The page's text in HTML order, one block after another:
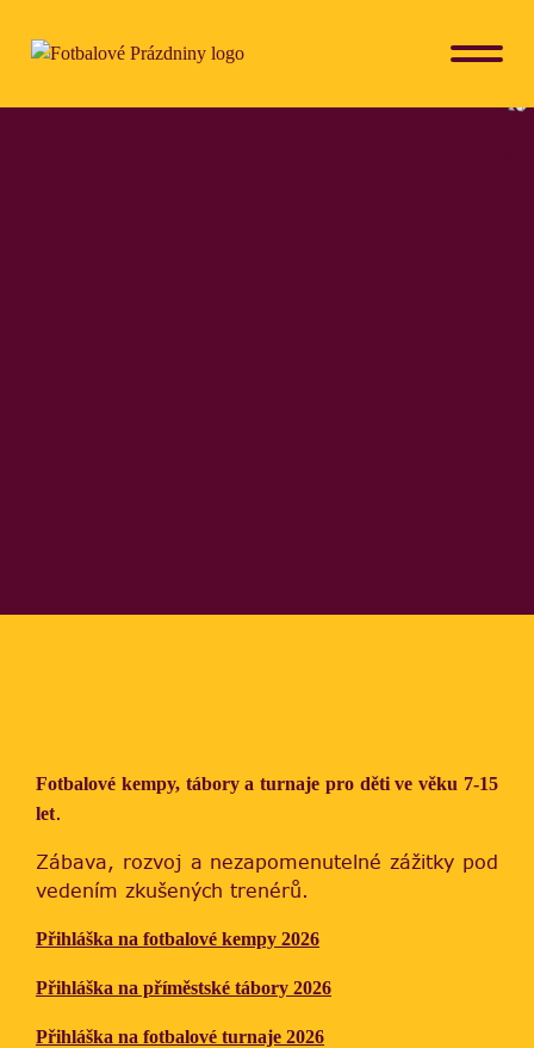
Fotbalové kempy, tábory a turnaje pro děti ve věku 7-15
let.
Zábava, rozvoj a nezapomenutelné zážitky pod
vedením zkušených trenérů.
Přihláška na fotbalové kempy 2026
Přihláška na příměstské tábory 2026
Přihláška na fotbalové turnaje 2026